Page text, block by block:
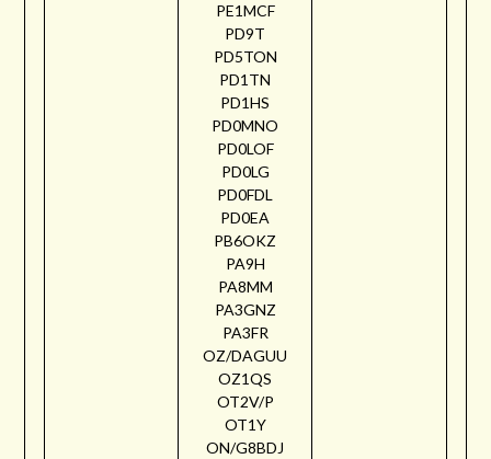
PE1MCF
PD9T
PD5TON
PD1TN
PD1HS
PD0MNO
PD0LOF
PD0LG
PD0FDL
PD0EA
PB6OKZ
PA9H
PA8MM
PA3GNZ
PA3FR
OZ/DAGUU
OZ1QS
OT2V/P
OT1Y
ON/G8BDJ